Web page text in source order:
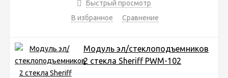
Быстрый просмотр
В избранное
Сравнение
Модуль эл/стеклоподъемников
2 cтекла Sheriff PWM-102